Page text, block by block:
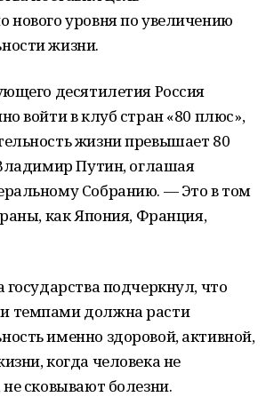
нового уровня по увеличению
жизни.
десятилетия Россия
войти в клуб стран «80 плюс»,
жизни превышает 80
Путин, оглашая
Собранию. — Это в том
как Япония, Франция,
государства подчеркнул, что
темпами должна расти
именно здоровой, активной,
когда человека не
сковывают болезни.